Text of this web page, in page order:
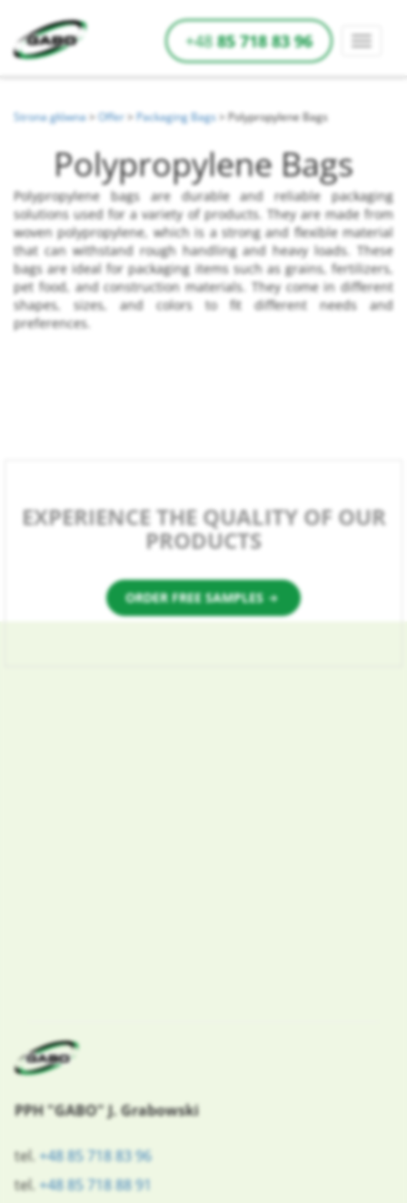
+4885 718 83 96
Strona główna> Offer > Packaging Bags > Polypropylene Bags
Polypropylene Bags
Polypropylene bags are durable and reliable packaging
solutions used for a variety of products. They are made from
woven polypropylene, which is a strong and flexible material
that can withstand rough handling and heavy loads. These
bags are ideal for packaging items such as grains, fertilizers,
pet food, and construction materials. They come in different
shapes, sizes, and colors to fit different needs and
preferences.
EXPERIENCE THE QUALITY OF OUR
PRODUCTS
ORDER FREE SAMPLES
PPH "GABO" J. Grabowski
tel. +48 85 718 83 96
tel. +48 85 718 88 91